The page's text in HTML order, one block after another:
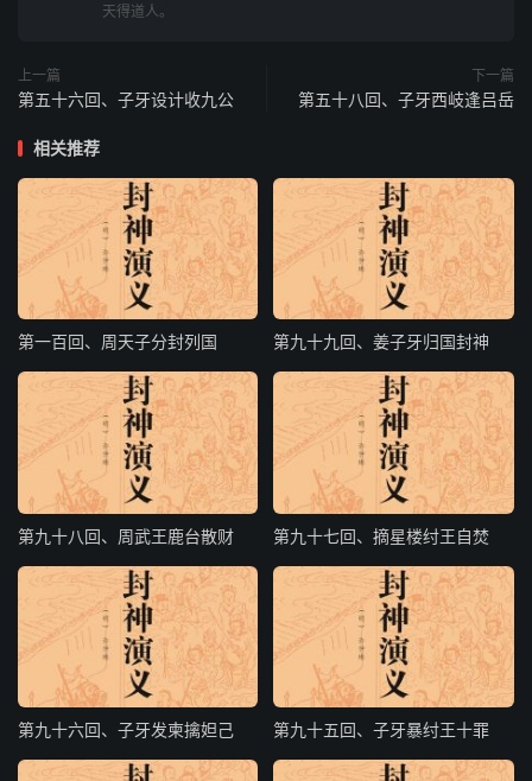
离了冀州界，西土去安营。”
苏侯行兵，非止一日，有探马报入中军：“前是西岐城下。”
苏侯传令，安营结寨，升帐坐下，众将参谒，立起帅 。且
说子牙在相府，收四方诸侯，本请武王伐纣。忽报马人
府，”启老爷！冀州侯苏护来伐西岐。”子牙谓黄飞虎曰：“久
闻此人善能用兵，黄将军必知其人，请言其概。”黄飞虎
曰：“苏护秉性刚直，不似陷媚无骨之夫，虽是国戚与纣王
有隙，一向要归周，时常有书至末将处，此人若来，必定归
周，再无疑惑。”子牙闻言大悦。且说苏侯，叁日未来讨
战。黄飞虎上殿见子牙曰：“苏侯按兵不动，待末将探他一
阵，便知端的。”子牙许之。飞虎领令，上了五色神牛，出
得阵来，一声炮响，立於辕门大呼曰：“请苏护答话。”探马
报入中军，苏侯令先行官见阵，赵丙领令上马，提方天戟，
迳出辕门，认得是武成王黄飞虎，赵丙曰：“黄飞虎！你身
为国戚，不思报本，无故造反，致起祸端，使生民涂炭，屡
年征伐不息，今奉旨特来擒你，倘不下马受缚，犹自支
请你主将出来答话，吾自有道理，你何必自称其强也。”赵
丙大怒道：“奉命来捉你报功，岂敢犹以语言支吾。”又一戟
刺来，黄飞虎大怒：“好大胆匹夫，竟敢连刺吾两戟。”催开
神牛，手中 赴面交 还，牛马相交 ，戟并举。怎见得？
二将阵前势无比，拨开牛马定生死；这一个摇动钢 神鬼
愁，那一个画戟展开分彼此。一来一往势无休，你生我死虽
天得道人。
上一篇
第五十六回、子牙设计收九公
下一篇
第五十八回、子牙西岐逢吕岳
相关推荐
第一百回、周天子分封列国 第九十九回、姜子牙归国封神
第九十八回、周武王鹿台散财 第九十七回、摘星楼纣王自焚
第九十六回、子牙发柬擒妲己 第九十五回、子牙暴纣王十罪